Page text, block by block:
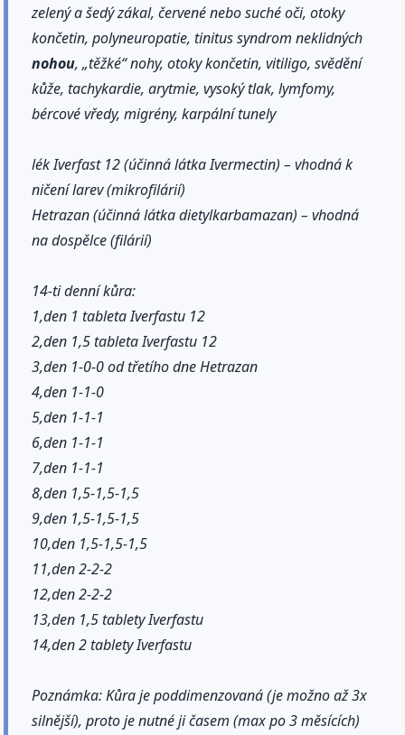
zelený a šedý zákal, červené nebo suché oči, otoky
končetin, polyneuropatie, tinitus syndrom neklidných
nohou, „těžké“ nohy, otoky končetin, vitiligo, svědění
kůže, tachykardie, arytmie, vysoký tlak, lymfomy,
bércové vředy, migrény, karpální tunely
lék Iverfast 12 (účinná látka Ivermectin) – vhodná k
ničení larev (mikrofilárií)
Hetrazan (účinná látka dietylkarbamazan) – vhodná
na dospělce (filárií)
14-ti denní kůra:
1,den 1 tableta Iverfastu 12
2,den 1,5 tableta Iverfastu 12
3,den 1-0-0 od třetího dne Hetrazan
4,den 1-1-0
5,den 1-1-1
6,den 1-1-1
7,den 1-1-1
8,den 1,5-1,5-1,5
9,den 1,5-1,5-1,5
10,den 1,5-1,5-1,5
11,den 2-2-2
12,den 2-2-2
13,den 1,5 tablety Iverfastu
14,den 2 tablety Iverfastu
Poznámka: Kůra je poddimenzovaná (je možno až 3x
silnější), proto je nutné ji časem (max po 3 měsících)